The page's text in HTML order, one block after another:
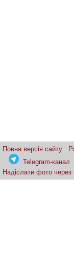
Повна версія сайту
Telegram-канал
Надіслати фото через